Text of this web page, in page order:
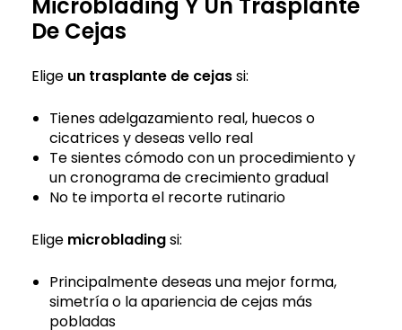
De Cejas
Elige un trasplante de cejassi:
Tienes adelgazamiento real, huecos o
cicatrices y deseas vello real
Te sientes cómodo con un procedimiento y
un cronograma de crecimiento gradual
No te importa el recorte rutinario
Elige microbladingsi:
Principalmente deseas una mejor forma,
simetría o la apariencia de cejas más
pobladas